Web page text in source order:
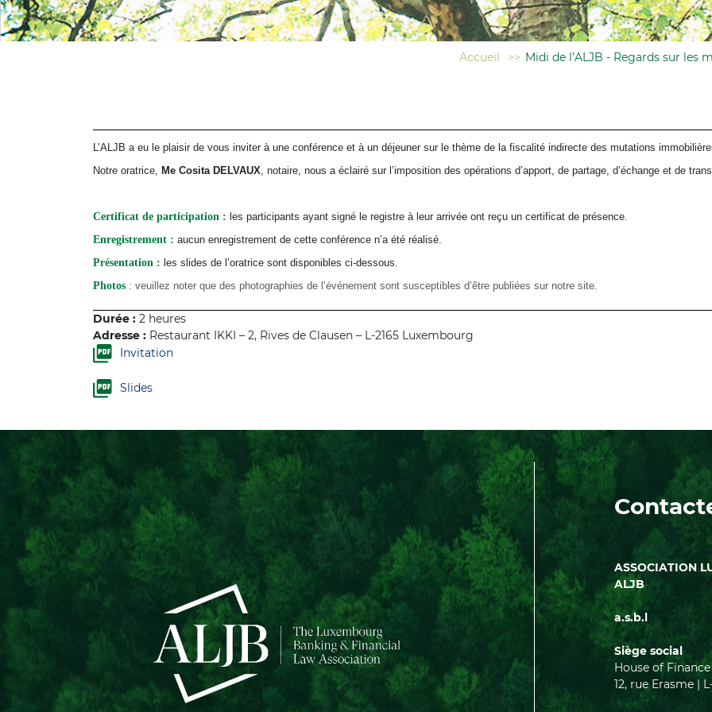
Accueil >> Midi de l’ALJB - Regards sur
L’ALJB a eu le plaisir de vous inviter à une conférence et à un déjeuner sur le thème de la fiscalité indirecte des mutations
Notre oratrice, Me Cosita DELVAUX, notaire, nous a éclairé sur l’imposition des opérations d’apport, de partage, d’échange et de
Certificat de participation : les participants ayant signé le registre à leur arrivée ont reçu un certificat de présence.
Enregistrement : aucun enregistrement de cette conférence n’a été réalisé.
Présentation : les slides de l’oratrice sont disponibles ci-dessous.
Photos : veuillez noter que des photographies de l’événement sont susceptibles d’être publiées sur notre site.
Durée : 2 heures
Adresse : Restaurant IKKI – 2, Rives de Clausen – L-2165 Luxembourg
Invitation
Slides
ASSOCIATION
ALJB
a.s.b.l
Siège social
House of Finance
12, rue Erasme |